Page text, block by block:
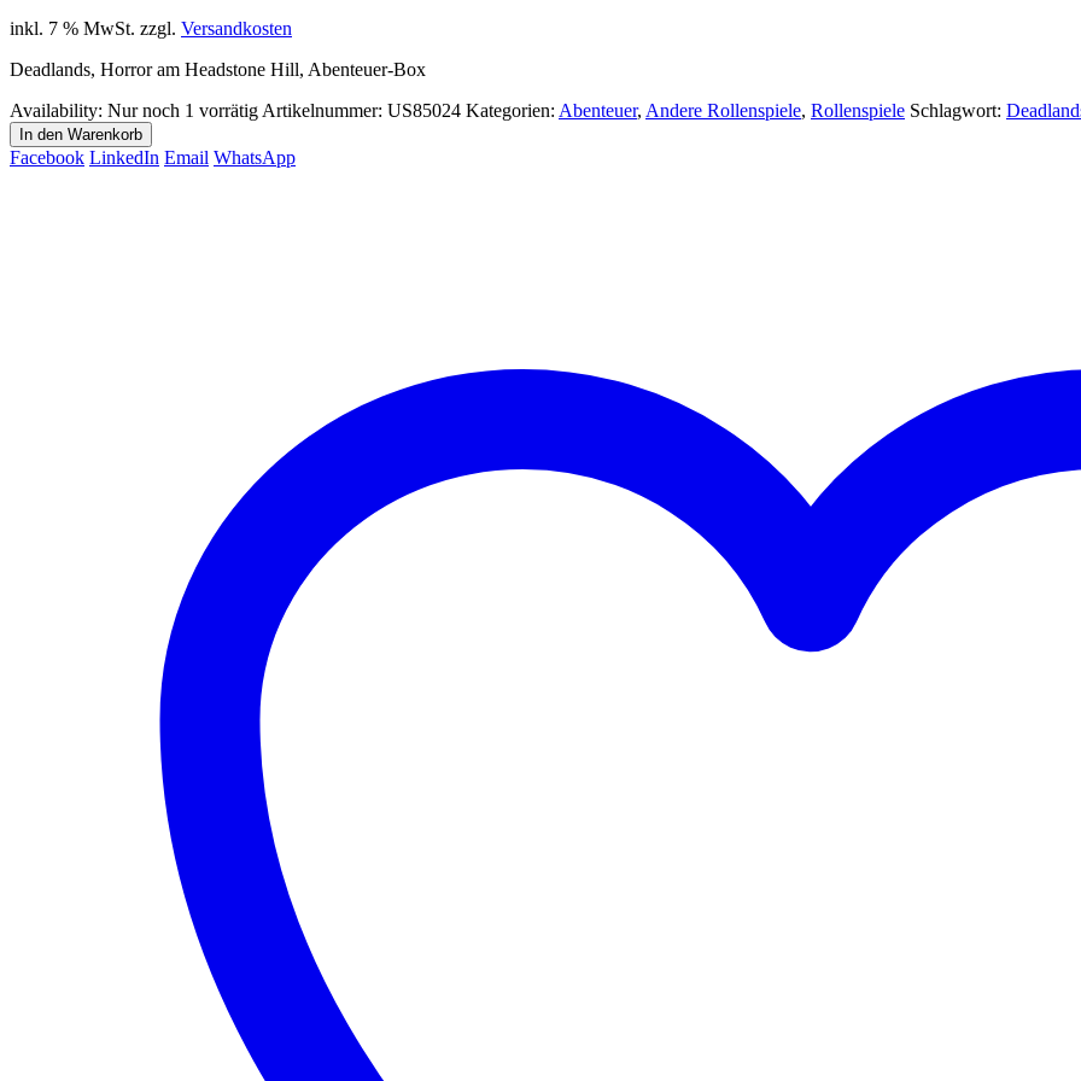
inkl. 7 % MwSt. zzgl. Versandkosten
Deadlands, Horror am Headstone Hill, Abenteuer-Box
Availability: Nur noch 1 vorrätig Artikelnummer: US85024 Kategorien: Abenteuer, Andere Rollenspiele, Rollenspiele Schlagwort:
In den Warenkorb
Facebook LinkedIn Email WhatsApp